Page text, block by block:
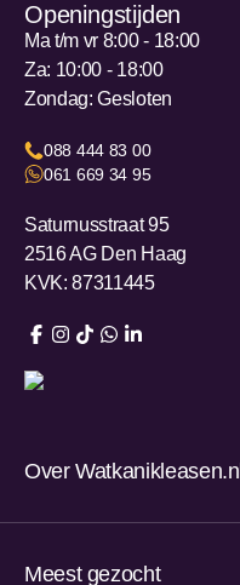
Openingstijden
Ma t/m vr 8:00 - 18:00
Za: 10:00 - 18:00
Zondag: Gesloten
088 444 83 00
061 669 34 95
Saturnusstraat 95
2516 AG Den Haag
KVK: 87311445
Over Watkanikleasen.nl
Meest gezocht